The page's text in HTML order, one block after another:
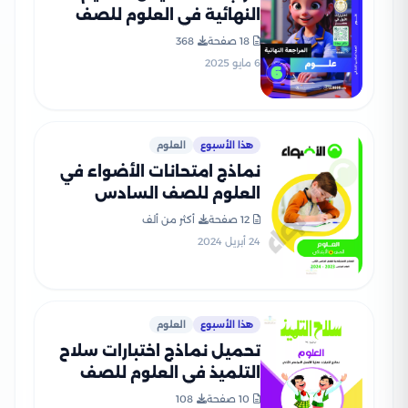
النهائية في العلوم للصف
السادس الابتدائي الترم الثاني
2025 PDF بالاجابات
18 صفحة
368
6 مايو 2025
هذا الأسبوع العلوم
نماذج امتحانات الأضواء في
العلوم للصف السادس
بصيغة PDF
12 صفحة
أكثر من ألف
24 أبريل 2024
هذا الأسبوع العلوم
تحميل نماذج اختبارات سلاح
التلميذ في العلوم للصف
السادس الابتدائي مع إجاباتها
10 صفحة
108